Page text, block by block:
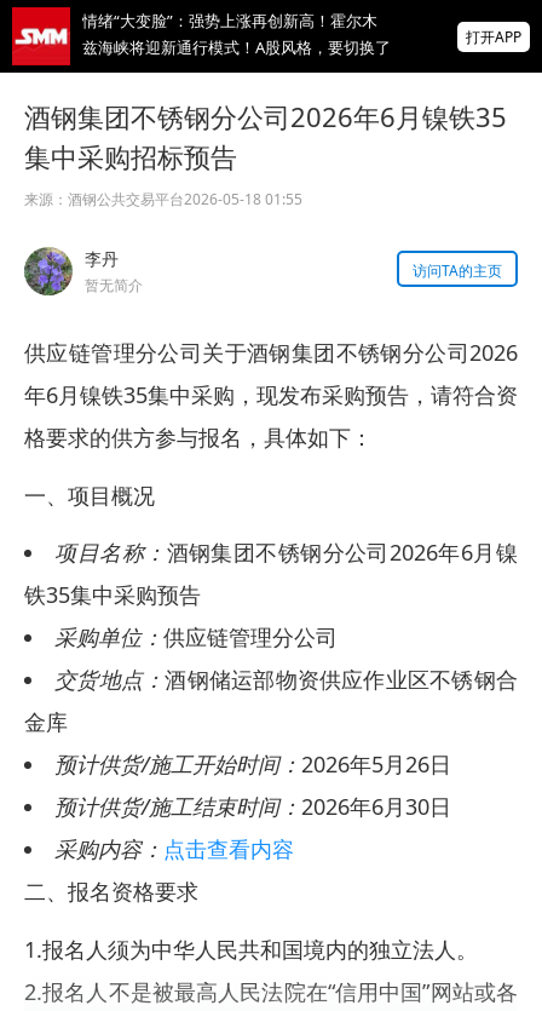
情绪“大变脸”：强势上涨再创新高！霍尔木
兹海峡将迎新通行模式！A股风格，要切换了
么个事儿？【机构评论】
【8.6锂电快讯】中国汽车工业协会自动驾驶
汽车产业发展联席会启动成立
为有色行业打造的神器
打开APP
酒钢集团不锈钢分公司2026年6月镍铁35
集中采购招标预告
来源： 酒钢公共交易平台2026-05-18 01:55
李丹
暂无简介
访问TA的主页
供应链管理分公司关于酒钢集团不锈钢分公司2026
年6月镍铁35集中采购，现发布采购预告，请符合资
格要求的供方参与报名，具体如下：
一、项目概况
项目名称： 酒钢集团不锈钢分公司2026年6月镍
铁35集中采购预告
采购单位： 供应链管理分公司
交货地点：酒钢储运部物资供应作业区不锈钢合
金库
预计供货/施工开始时间： 2026年5月26日
预计供货/施工结束时间： 2026年6月30日
采购内容： 点击查看内容
二、报名资格要求
1.报名人须为中华人民共和国境内的独立法人。
2.报名人不是被最高人民法院在“信用中国”网站或各